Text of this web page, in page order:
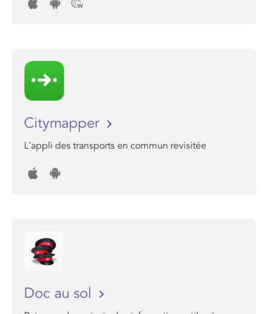
Citymapper
L'appli des transports en commun revisitée
Doc au sol